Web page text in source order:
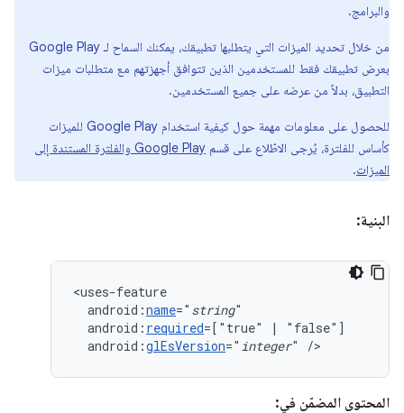
والبرامج.
من خلال تحديد الميزات التي يتطلبها تطبيقك، يمكنك السماح لـ Google Play
بعرض تطبيقك فقط للمستخدمين الذين تتوافق أجهزتهم مع متطلبات ميزات
التطبيق، بدلاً من عرضه على جميع المستخدمين.
للحصول على معلومات مهمة حول كيفية استخدام Google Play للميزات
كأساس للفلترة، يُرجى الاطّلاع على قسم
Google Play والفلترة المستندة إلى
الميزات.
البنية:
android:name=" string
android: required=["true" |
android:glEsVersion=" integer" />
المحتوى المضمّن في: